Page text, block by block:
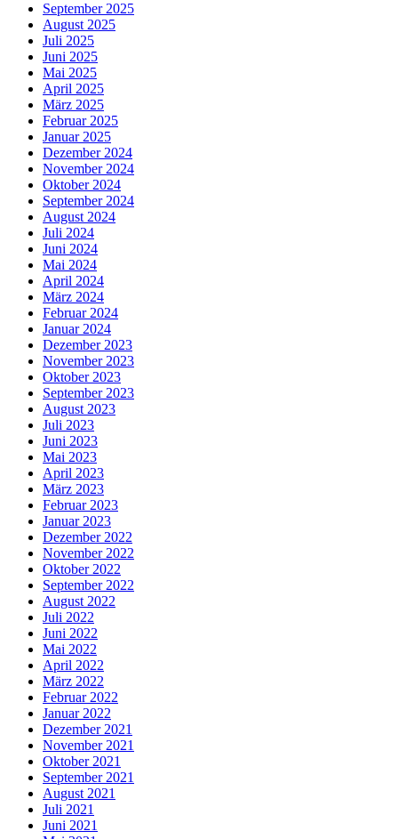
September 2025
August 2025
Juli 2025
Juni 2025
Mai 2025
April 2025
März 2025
Februar 2025
Januar 2025
Dezember 2024
November 2024
Oktober 2024
September 2024
August 2024
Juli 2024
Juni 2024
Mai 2024
April 2024
März 2024
Februar 2024
Januar 2024
Dezember 2023
November 2023
Oktober 2023
September 2023
August 2023
Juli 2023
Juni 2023
Mai 2023
April 2023
März 2023
Februar 2023
Januar 2023
Dezember 2022
November 2022
Oktober 2022
September 2022
August 2022
Juli 2022
Juni 2022
Mai 2022
April 2022
März 2022
Februar 2022
Januar 2022
Dezember 2021
November 2021
Oktober 2021
September 2021
August 2021
Juli 2021
Juni 2021